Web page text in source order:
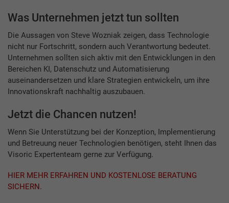
Was Unternehmen jetzt tun sollten
Die Aussagen von Steve Wozniak zeigen, dass Technologie
nicht nur Fortschritt, sondern auch Verantwortung bedeutet.
Unternehmen sollten sich aktiv mit den Entwicklungen in den
Bereichen KI, Datenschutz und Automatisierung
auseinandersetzen und klare Strategien entwickeln, um ihre
Innovationskraft nachhaltig auszubauen.
Jetzt die Chancen nutzen!
Wenn Sie Unterstützung bei der Konzeption, Implementierung
und Betreuung neuer Technologien benötigen, steht Ihnen das
Visoric Expertenteam gerne zur Verfügung.
HIER MEHR ERFAHREN UND KOSTENLOSE BERATUNG
SICHERN.